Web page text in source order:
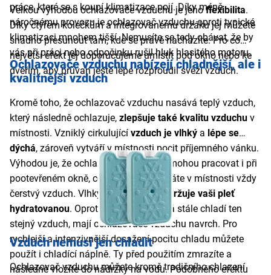
práce, které se s koupí klimatizace pojí. Díky méně
náročnému provozu je ochlazovač vzduchu oproti typické
klimatizaci mnohem tišší. Nemusíte se tedy obávat, že by
vás při práci nebo odpočinku rušil hluk hlasitého motoru.
Velkou výhodou ochlazovače vzduchu je jehoflexibilita.
Díky čtyřem kolečkům a integrovanému držáku jej můžete
snadno přesunout tam, kde se právě nacházíte. Pro co
největší efekt jej doporučujeme umístit pod okno nebo ke
dveřím, aby průvan ještě lépe rozproudil svěží vzduch.
Ochlazovače vzduchu nabízejí chladnější, ale i
kvalitnější vzduch
Kromě toho, že ochlazovač vzduchu nasává teplý vzduch,
který následně ochlazuje, zlepšuje také kvalitu vzduchu v
místnosti. Vzniklý cirkulující vzduch je vlhký a lépe se
dýchá, zároveň vytváří v místnosti pocit příjemného vánku.
Výhodou je, že ochlazovače vzduchu mohou pracovat i při
pootevřeném okně, což zajišťuje, že máte v místnosti vždy
čerstvý vzduch. Vlhký vzduch navíc udržuje vaši pleť
hydratovanou. Oproti klimatizaci, která stále chladí ten
stejný vzduch, mají ochlazovače vzduchu navrch. Pro
rychlejší a intenzivnější dosažení pocitu chladu můžete
použít i chladící náplně. Ty před použitím zmrazíte a
následně vložíte do nádržky na vodu. Podobného efektu
Vzduch nemusí jen chladit
Ochlazovač vzduchu můžete kromě tradičního chlazení